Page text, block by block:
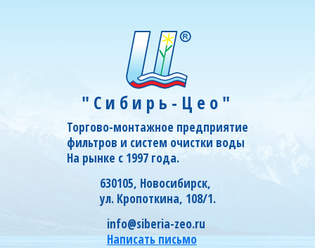
"Сибирь-Цео"
Торгово-монтажное предприятие
фильтров и систем очистки воды
На рынке с 1997 года.
630105, Новосибирск,
ул. Кропоткина, 108/1.
info@siberia-zeo.ru
Написать письмо